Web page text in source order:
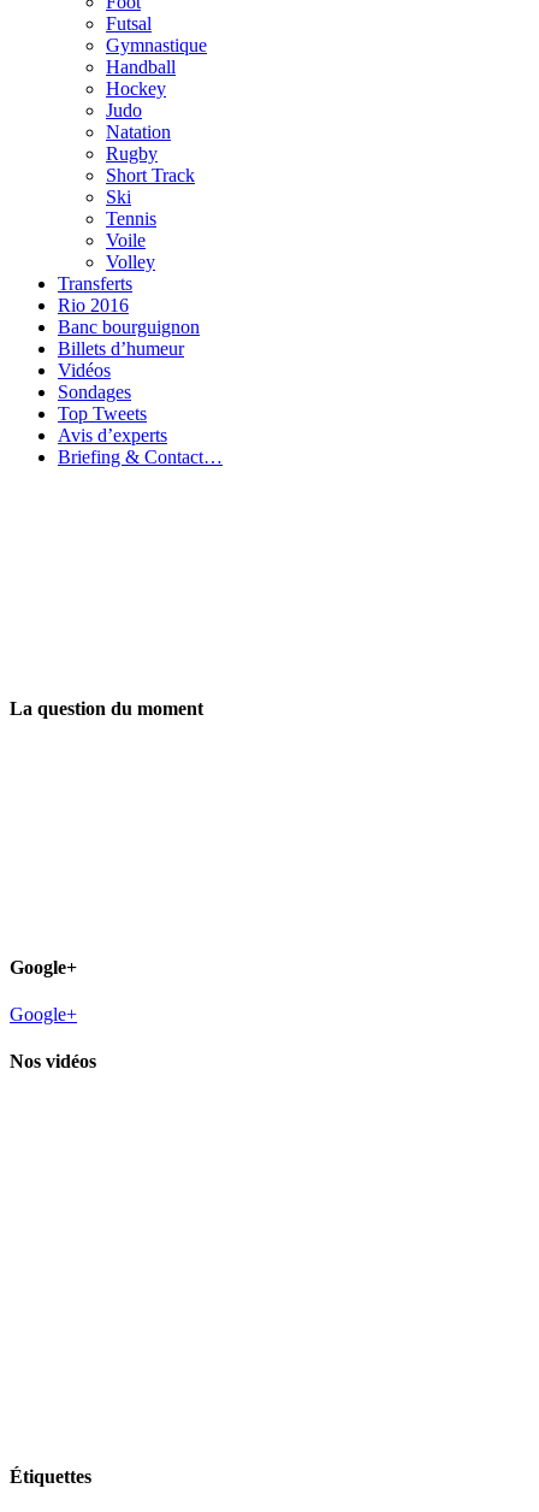
Futsal
Gymnastique
Handball
Hockey
Judo
Natation
Rugby
Short Track
Ski
Tennis
Voile
Volley
Transferts
Rio 2016
Banc bourguignon
Billets d’humeur
Vidéos
Sondages
Top Tweets
Avis d’experts
Briefing & Contact…
La question du moment
Google+
Google+
Nos vidéos
Étiquettes